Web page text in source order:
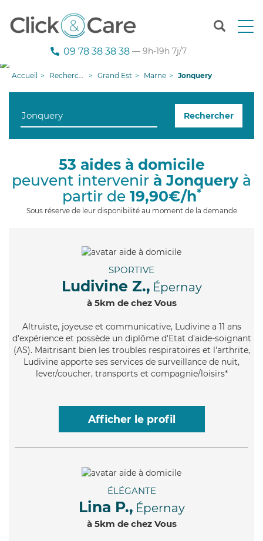
T
n
g
i
09 78 38 38 38 — 9h-19h 7j/7
Accueil Recherche aide à domicile Grand Est Marne Jonquery
Rechercher
53 aides à domicile
peuvent intervenir à Jonquery à
partir de 19,90€/h*
Sous réserve de leur disponibilité au moment de la demande
SPORTIVE
Ludivine Z., Épernay
à 5km de chez Vous
Altruiste, joyeuse et communicative, Ludivine a 11 ans
d'expérience et possède un diplôme d'Etat d'aide-soignant
(AS). Maitrisant bien les troubles respiratoires et l'arthrite,
Ludivine apporte ses services de surveillance de nuit,
lever/coucher, transports et compagnie/loisirs*
Afficher le profil
ÉLÉGANTE
Lina P., Épernay
à 5km de chez Vous